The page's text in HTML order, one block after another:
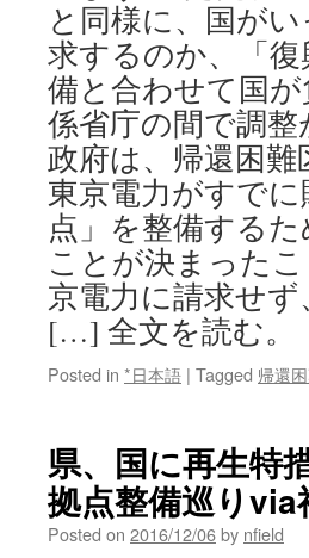
と同様に、国が
求するのか、「
備と合わせて国
係省庁の間で調
政府は、帰還困
東京電力がすで
点」を整備する
ことが決まった
京電力に請求せ
[…] 全文を読む。
Posted in *日本語 | Tagged 帰還
県、国に再生特
拠点整備巡りvia
Posted on 2016/12/06by nfield